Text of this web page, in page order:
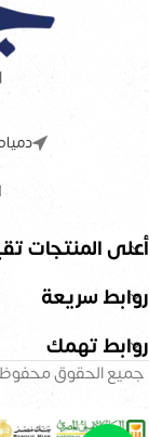
أعلى المنتجات
روابط سريعة
روابط تهمك
جميع الحقوق